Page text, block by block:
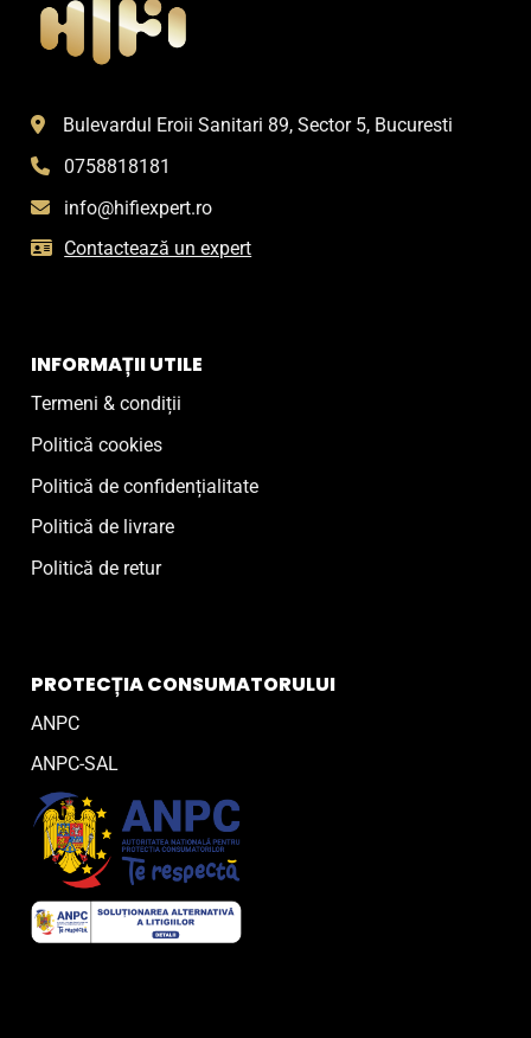
Bulevardul Eroii Sanitari 89, Sector 5, Bucuresti
0758818181
info@hifiexpert.ro
Contactează un expert
INFORMAȚII UTILE
Termeni & condiții
Politică cookies
Politică de confidențialitate
Politică de livrare
Politică de retur
PROTECȚIA CONSUMATORULUI
ANPC
ANPC-SAL